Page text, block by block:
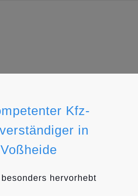
Kfz-
in
Voßheide
hervorhebt